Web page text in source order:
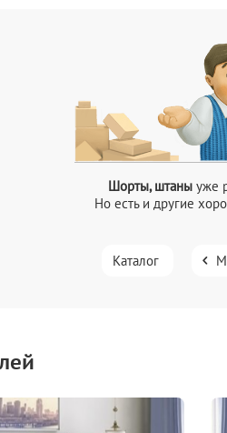
Шорты, штаныуже
Но есть и другие
Каталог